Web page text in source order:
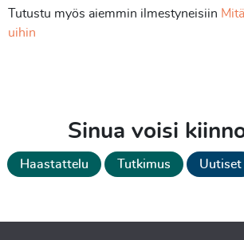
Tutustu myös aiemmin ilmestyneisiin
uihin
Sinua voisi
Haastattelu Tutkimus Uutiset